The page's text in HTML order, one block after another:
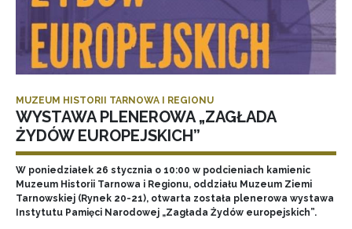
MUZEUM HISTORII TARNOWA I REGIONU
WYSTAWA PLENEROWA „ZAGŁADA
ŻYDÓW EUROPEJSKICH”
W poniedziałek 26 stycznia o 10:00 w podcieniach kamienic
Muzeum Historii Tarnowa i Regionu, oddziału Muzeum Ziemi
Tarnowskiej (Rynek 20-21), otwarta została plenerowa wystawa
Instytutu Pamięci Narodowej „Zagłada Żydów europejskich”.